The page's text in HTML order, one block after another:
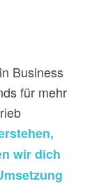
Business
für mehr
wir dich